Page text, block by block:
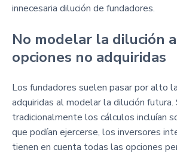
innecesaria dilución de fundadores.
No modelar la dilución
opciones no adquiridas
Los fundadores suelen pasar por alto
adquiridas al modelar la dilución futura.
tradicionalmente los cálculos incluían
que podían ejercerse, los inversores
tienen en cuenta todas las opciones